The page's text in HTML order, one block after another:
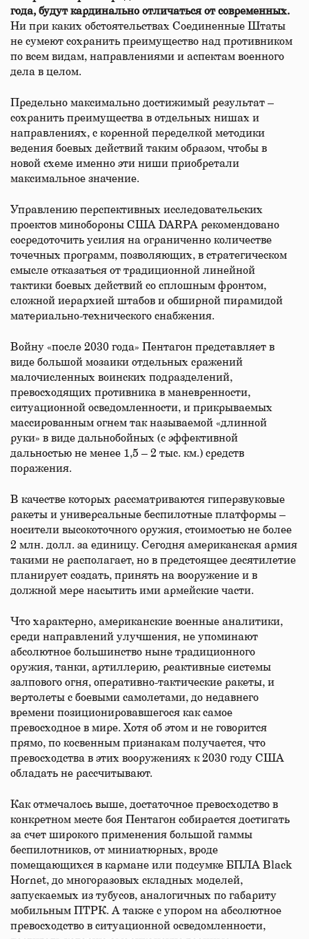
года, будут кардинально отличаться от современных.
Ни при каких обстоятельствах Соединенные Штаты
не сумеют сохранить преимущество над противником
по всем видам, направлениями и аспектам военного
дела в целом.
Предельно максимально достижимый результат –
сохранить преимущества в отдельных нишах и
направлениях, с коренной переделкой методики
ведения боевых действий таким образом, чтобы в
новой схеме именно эти ниши приобретали
максимальное значение.
Управлению перспективных исследовательских
проектов минобороны США DARPA рекомендовано
сосредоточить усилия на ограниченно количестве
точечных программ, позволяющих, в стратегическом
смысле отказаться от традиционной линейной
тактики боевых действий со сплошным фронтом,
сложной иерархией штабов и обширной пирамидой
материально-технического снабжения.
Войну «после 2030 года» Пентагон представляет в
виде большой мозаики отдельных сражений
малочисленных воинских подразделений,
превосходящих противника в маневренности,
ситуационной осведомленности, и прикрываемых
массированным огнем так называемой «длинной
руки» в виде дальнобойных (с эффективной
дальностью не менее 1,5 – 2 тыс. км.) средств
поражения.
В качестве которых рассматриваются гиперзвуковые
ракеты и универсальные беспилотные платформы –
носители высокоточного оружия, стоимостью не более
2 млн. долл. за единицу. Сегодня американская армия
такими не располагает, но в предстоящее десятилетие
планирует создать, принять на вооружение и в
должной мере насытить ими армейские части.
Что характерно, американские военные аналитики,
среди направлений улучшения, не упоминают
абсолютное большинство ныне традиционного
оружия, танки, артиллерию, реактивные системы
залпового огня, оперативно-тактические ракеты, и
вертолеты с боевыми самолетами, до недавнего
времени позиционировавшегося как самое
превосходное в мире. Хотя об этом и не говорится
прямо, по косвенным признакам получается, что
превосходства в этих вооружениях к 2030 году США
обладать не рассчитывают.
Как отмечалось выше, достаточное превосходство в
конкретном месте боя Пентагон собирается достигать
за счет широкого применения большой гаммы
беспилотников, от миниатюрных, вроде
помещающихся в кармане или подсумке БПЛА Black
Hornet, до многоразовых складных моделей,
запускаемых из тубусов, аналогичных по габариту
мобильным ПТРК. А также с упором на абсолютное
превосходство в ситуационной осведомленности,